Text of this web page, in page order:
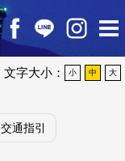
文字大小： 小 中 大
交通指引